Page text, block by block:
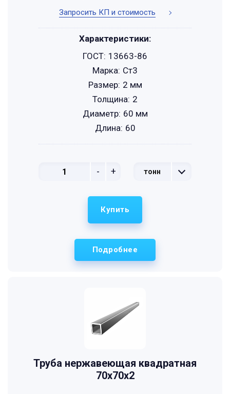
Запросить КП и стоимость
- + тонн
Характеристики:
ГОСТ: 13663-86
Марка: Ст3
Размер: 2 мм
Толщина: 2
Диаметр: 60 мм
Длина: 60
Подробнее
Купить
Труба нержавеющая квадратная
70х70х2